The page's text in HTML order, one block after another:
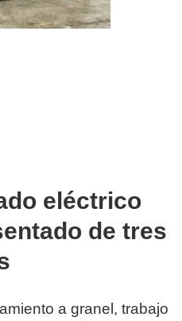
eléctrico
de tres
a granel, trabajo